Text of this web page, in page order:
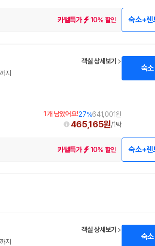
자차, 슈퍼자차 조건을 함께 확인할 수 있도록 돕
카텔특가 10% 할인 숙소+렌
객실 상세보기
지
1개 남았어요!27%641,001원
465,165원/1박
숙
카텔특가 10% 할인 숙소+렌
객실 상세보기
지
숙